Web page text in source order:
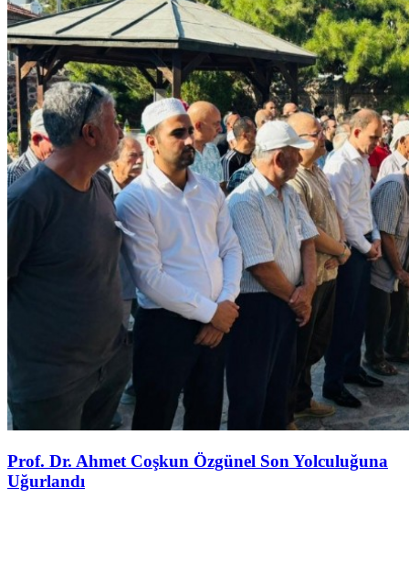
Prof. Dr. Ahmet Coşkun Özgünel Son Yolculuğuna
Uğurlandı